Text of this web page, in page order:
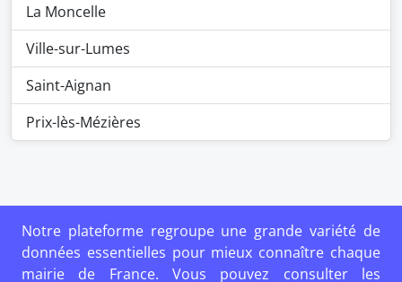
La Moncelle
Ville-sur-Lumes
Saint-Aignan
Prix-lès-Mézières
Notre plateforme regroupe une grande variété de
données essentielles pour mieux connaître chaque
mairie de France. Vous pouvez consulter les